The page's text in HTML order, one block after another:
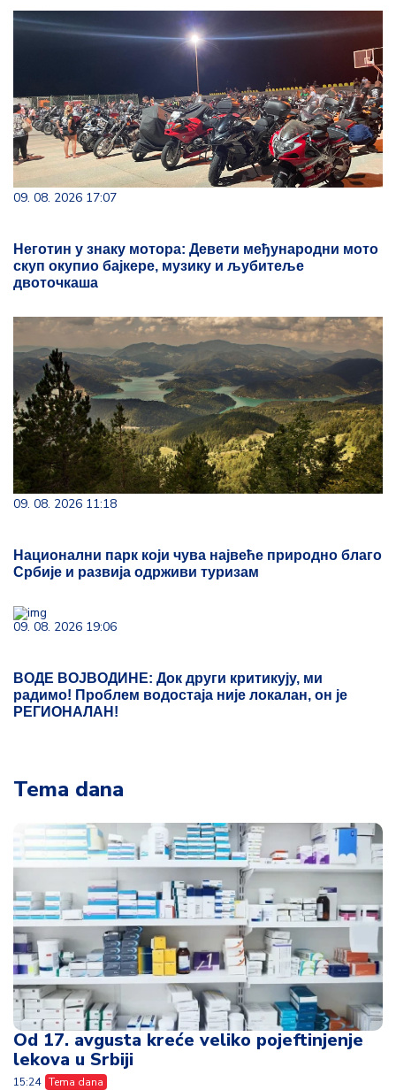
09. 08. 2026 17:07
Неготин у знаку мотора: Девети међународни мото
скуп окупио бајкере, музику и љубитеље
двоточкаша
09. 08. 2026 11:18
Национални парк који чува највеће природно благо
Србије и развија одрживи туризам
09. 08. 2026 19:06
ВОДЕ ВОЈВОДИНЕ: Док други критикују, ми
радимо! Проблем водостаја није локалан, он је
РЕГИОНАЛАН!
Tema dana
Od 17. avgusta kreće veliko pojeftinjenje
lekova u Srbiji
15:24 Tema dana